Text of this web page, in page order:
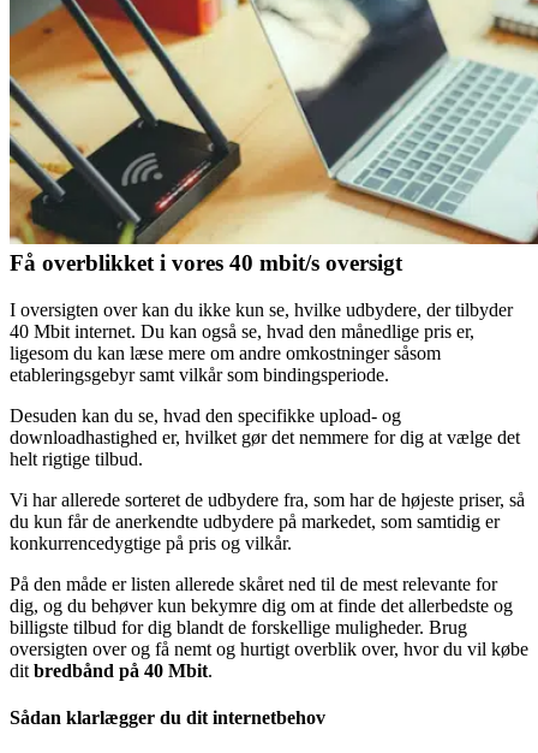
Få overblikket i vores 40 mbit/s oversigt
I oversigten over kan du ikke kun se, hvilke udbydere, der tilbyder
40 Mbit internet. Du kan også se, hvad den månedlige pris er,
ligesom du kan læse mere om andre omkostninger såsom
etableringsgebyr samt vilkår som bindingsperiode.
Desuden kan du se, hvad den specifikke upload- og
downloadhastighed er, hvilket gør det nemmere for dig at vælge det
helt rigtige tilbud.
Vi har allerede sorteret de udbydere fra, som har de højeste priser, så
du kun får de anerkendte udbydere på markedet, som samtidig er
konkurrencedygtige på pris og vilkår.
På den måde er listen allerede skåret ned til de mest relevante for
dig, og du behøver kun bekymre dig om at finde det allerbedste og
billigste tilbud for dig blandt de forskellige muligheder. Brug
oversigten over og få nemt og hurtigt overblik over, hvor du vil købe
dit bredbånd på 40 Mbit.
Sådan klarlægger du dit internetbehov